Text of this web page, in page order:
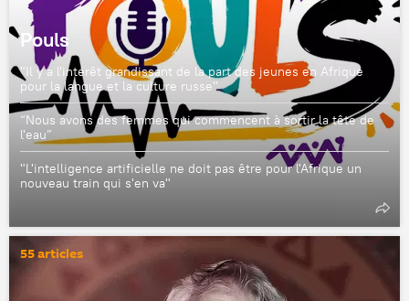
Pouls
"Il y a l'intérêt grandissant de la part des jeunes en Afrique
pour la langue et la culture russe"
“Nous avons des femmes qui commencent à sortir la tête de
l'eau”
"L'intelligence artificielle ne doit pas être pour l'Afrique un
nouveau train qui s'en va"
55 articles